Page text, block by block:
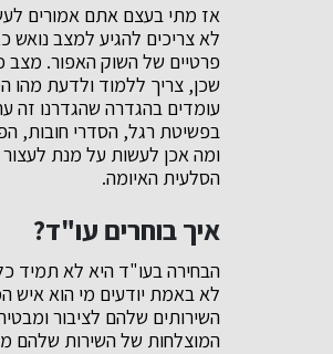
אז מתי בעצם אתם אמורים
לא צריכים להגיע למצב נואש
פרטיים של השוק האפור. מצב
שכן, צריך ללמוד ולדעת
עומדים בהגדרה שהגדרנו זה
בפשיטת רגל, הסדרי חובות,
ומה אכן לעשות על מנת
הסלעית האיומה.
איך בוחרים עו"ד?
הבחירה בעו"ד היא לא תמיד
לא באמת יודעים מי הוא איש
השירותים שלהם לציבור
המוצלחות של השירות שלהם